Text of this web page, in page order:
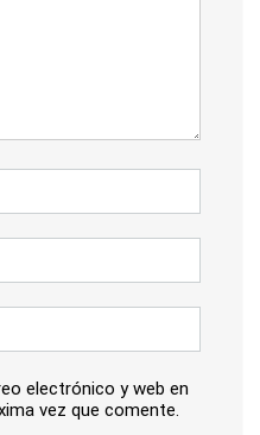
electrónico y web en
vez que comente.